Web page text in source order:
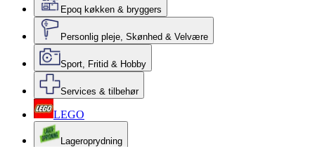
Epoq køkken & bryggers
Personlig pleje, Skønhed & Velvære
Sport, Fritid & Hobby
Services & tilbehør
LEGO
Lageroprydning